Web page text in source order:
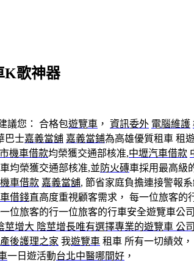
K歌神器
議您： 合格包遊覽車 ， 資訊委外 電腦維護
巴士嘉義當舖 嘉義當鋪為高雄優質租車 租
機車借款均榮獲交通部核准,中壢汽車借款
均榮獲交通部核准,並 防火磚車採用最高級
車借款 嘉義當舖, 節省家庭負擔連接警報系
借錢直高度重視顧客需求， 每一位旅客的
位旅客的行一位旅客的行車安全遊覽車
增大 陰莖增長唯有選擇專業的遊覽車 公
產後護理之家 我遊覽車 租車 所有一切績效，
一日遊活動台北中醫哪間好 ，